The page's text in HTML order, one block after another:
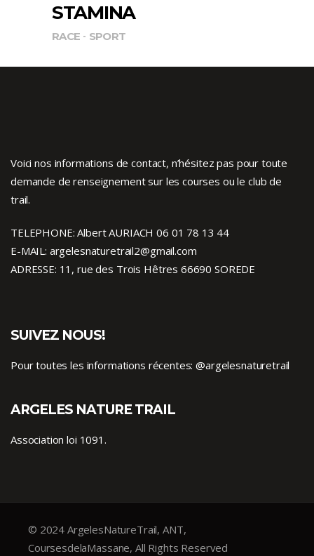
STAMINA
RACE SPORT
Voici nos informations de contact, n’hésitez pas pour toute
demande de renseignement sur les courses ou le club de
trail.
TELEPHONE: Albert AURIACH 06 01 78 13 44
E-MAIL: argelesnaturetrail2@gmail.com
ADRESSE: 11, rue des Trois Hêtres 66690 SOREDE
SUIVEZ NOUS!
Pour toutes les informations récentes:@argelesnaturetrail
ARGELES NATURE TRAIL
Association loi 1091.
© 2024 ArgelesNatureTrail, ANT,
CoursesdelaMassane, All Rights Reserved